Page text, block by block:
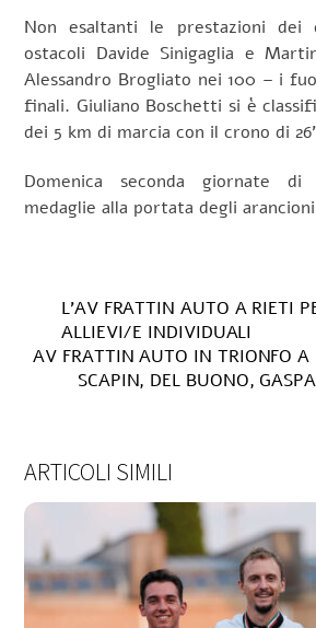
Non esaltanti le prestazioni dei
ostacoli Davide Sinigaglia e
Alessandro Brogliato nei 100 – i
finali. Giuliano Boschetti si è
dei 5 km di marcia con il crono di
Domenica seconda giornate
medaglie alla portata degli
L’AV FRATTIN AUTO A RIETI
ALLIEVI/E INDIVIDUALI
AV FRATTIN AUTO IN TRIONFO A
SCAPIN, DEL BUONO,
ARTICOLI SIMILI